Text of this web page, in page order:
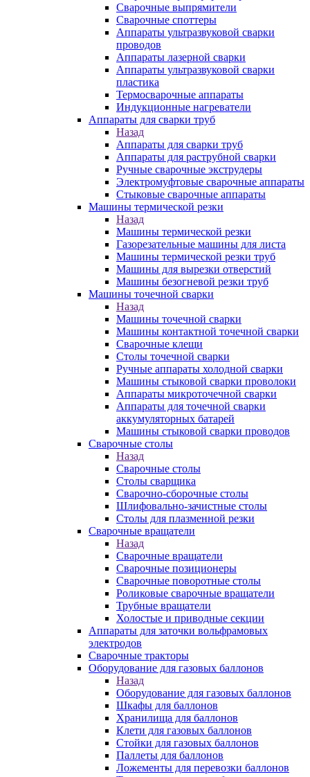
Сварочные выпрямители
Сварочные споттеры
Аппараты ультразвуковой сварки
проводов
Аппараты лазерной сварки
Аппараты ультразвуковой сварки
пластика
Термосварочные аппараты
Индукционные нагреватели
Аппараты для сварки труб
Назад
Аппараты для сварки труб
Аппараты для раструбной сварки
Ручные сварочные экструдеры
Электромуфтовые сварочные аппараты
Стыковые сварочные аппараты
Машины термической резки
Назад
Машины термической резки
Газорезательные машины для листа
Машины термической резки труб
Машины для вырезки отверстий
Машины безогневой резки труб
Машины точечной сварки
Назад
Машины точечной сварки
Машины контактной точечной сварки
Сварочные клещи
Столы точечной сварки
Ручные аппараты холодной сварки
Машины стыковой сварки проволоки
Аппараты микроточечной сварки
Аппараты для точечной сварки
аккумуляторных батарей
Машины стыковой сварки проводов
Сварочные столы
Назад
Сварочные столы
Столы сварщика
Сварочно-сборочные столы
Шлифовально-зачистные столы
Столы для плазменной резки
Сварочные вращатели
Назад
Сварочные вращатели
Сварочные позиционеры
Сварочные поворотные столы
Роликовые сварочные вращатели
Трубные вращатели
Холостые и приводные секции
Аппараты для заточки вольфрамовых
электродов
Сварочные тракторы
Оборудование для газовых баллонов
Назад
Оборудование для газовых баллонов
Шкафы для баллонов
Хранилища для баллонов
Клети для газовых баллонов
Стойки для газовых баллонов
Паллеты для баллонов
Ложементы для перевозки баллонов